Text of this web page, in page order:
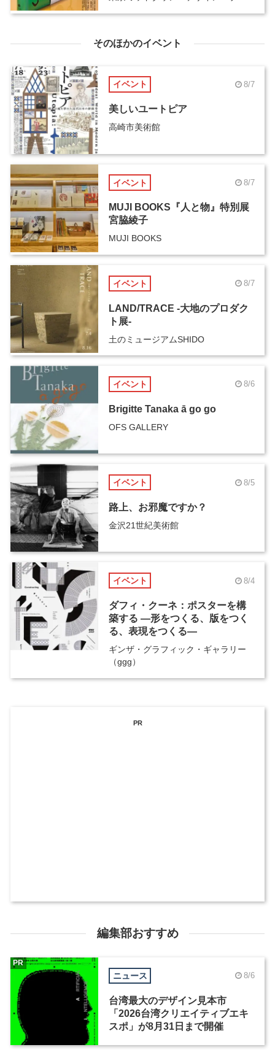
そのほかのイベント
イベント 8/7
美しいユートピア
高崎市美術館
イベント 8/7
MUJI BOOKS『人と物』特別展
宮脇綾子
MUJI BOOKS
イベント 8/7
LAND/TRACE -大地のプロダク
ト展-
土のミュージアムSHIDO
イベント 8/6
Brigitte Tanaka ā go go
OFS GALLERY
イベント 8/5
路上、お邪魔ですか？
金沢21世紀美術館
イベント 8/4
ダフィ・クーネ：ポスターを構
築する ―形をつくる、版をつく
る、表現をつくる―
ギンザ・グラフィック・ギャラリー
（ggg）
PR
編集部おすすめ
ニュース 8/6
台湾最大のデザイン見本市
「2026台湾クリエイティブエキ
スポ」が8月31日まで開催
PR